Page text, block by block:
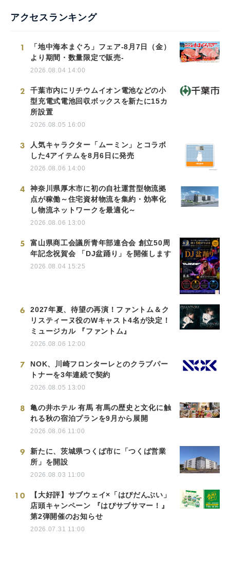
アクセスランキング
1
「地中海本まぐろ」フェア-8月7日（金）
より期間・数量限定で販売-
2026.08.04 14:00
2
千葉市内にリチウムイオン電池などの小
型充電式電池回収ボックスを新たに15カ
所設置
2026.08.05 16:00
3
人気キャラクター「ムーミン」とコラボ
した4アイテムを8月6日に発売
2026.08.06 14:00
4
神奈川県厚木市に初の自社運営型物流拠
点が稼働～住宅資材物流を集約・効率化
し物流ネットワークを最適化～
2026.08.06 13:00
5
富山県商工会議所青年部連合会 創立50周
年記念祝賀会 「DJ盆踊り」を開催します
2026.08.04 15:25
6
2027年夏、待望の再演！ファントム＆ク
リスティーヌ役のWキャスト4名が決定！
ミュージカル 『ファントム』
2026.08.06 12:00
7
NOK、川崎フロンターレとのクラブパー
トナーを3年連続で契約
2026.08.05 13:00
8
亀の井ホテル 有馬 有馬の歴史と文化に触
れる秋の宿泊プランを9月から展開
2026.08.06 11:00
9
新たに、茨城県つくば市に「つくば営業
所」を開設
2026.08.03 11:00
10
【大好評】サブウェイ×「はぴだんぶい」
店頭キャンペーン 『はぴサブサマー！』
第2弾開催のお知らせ
2026.07.31 11:00